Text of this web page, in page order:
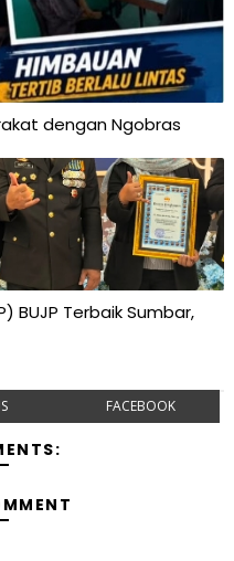
dengan Ngobras
BUJP Terbaik Sumbar,
FACEBOOK